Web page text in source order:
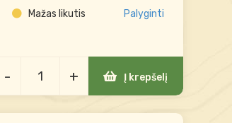
Mažas likutis Palyginti
- + Į krepšelį